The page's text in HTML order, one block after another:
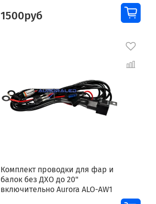
1500руб
Комплект проводки для фар и
балок без ДХО до 20"
включительно Aurora ALO-AW1